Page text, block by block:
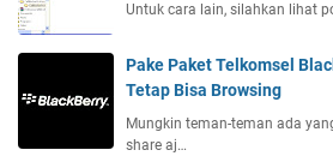
Untuk cara lain, silahkan lihat
Pake Paket Telkomsel
Tetap Bisa Browsing
Mungkin teman-teman ada
share aj…